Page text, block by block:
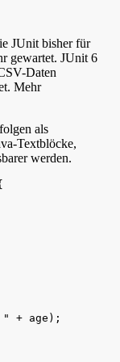
JUnit bisher für
gewartet. JUnit 6
Daten
Mehr
als
Textblöcke,
werden.
+ age);